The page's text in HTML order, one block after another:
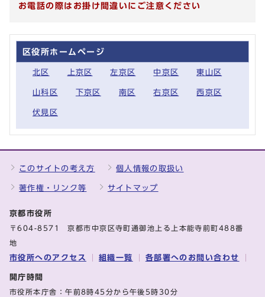
お電話の際はお掛け間違いにご注意ください
区役所ホームページ
北区 上京区 左京区 中京区 東山区
山科区 下京区 南区 右京区 西京区
伏見区
このサイトの考え方 個人情報の取扱い
著作権・リンク等 サイトマップ
京都市役所
〒604-8571 京都市中京区寺町通御池上る上本能寺前町488番
地
市役所へのアクセス 組織一覧 各部署へのお問い合わせ
開庁時間
市役所本庁舎：午前8時45分から午後5時30分